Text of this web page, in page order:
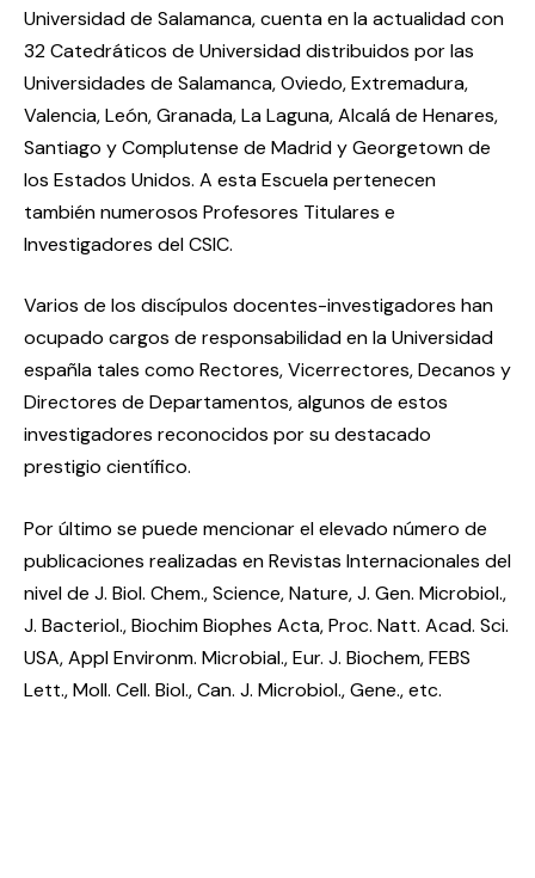
Universidad de Salamanca, cuenta en la actualidad con
32 Catedráticos de Universidad distribuidos por las
Universidades de Salamanca, Oviedo, Extremadura,
Valencia, León, Granada, La Laguna, Alcalá de Henares,
Santiago y Complutense de Madrid y Georgetown de
los Estados Unidos. A esta Escuela pertenecen
también numerosos Profesores Titulares e
Investigadores del CSIC.
Varios de los discípulos docentes-investigadores han
ocupado cargos de responsabilidad en la Universidad
españla tales como Rectores, Vicerrectores, Decanos y
Directores de Departamentos, algunos de estos
investigadores reconocidos por su destacado
prestigio científico.
Por último se puede mencionar el elevado número de
publicaciones realizadas en Revistas Internacionales del
nivel de J. Biol. Chem., Science, Nature, J. Gen. Microbiol.,
J. Bacteriol., Biochim Biophes Acta, Proc. Natt. Acad. Sci.
USA, Appl Environm. Microbial., Eur. J. Biochem, FEBS
Lett., Moll. Cell. Biol., Can. J. Microbiol., Gene., etc.